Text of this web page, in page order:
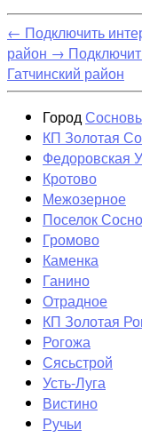
← Подключить
район →
Гатчинский район
Город
КП Золотая
Федоровская
Кротово
Межозерное
Поселок
Громово
Каменка
Ганино
Отрадное
КП Золотая
Рогожа
Сясьстрой
Усть-Луга
Вистино
Ручьи